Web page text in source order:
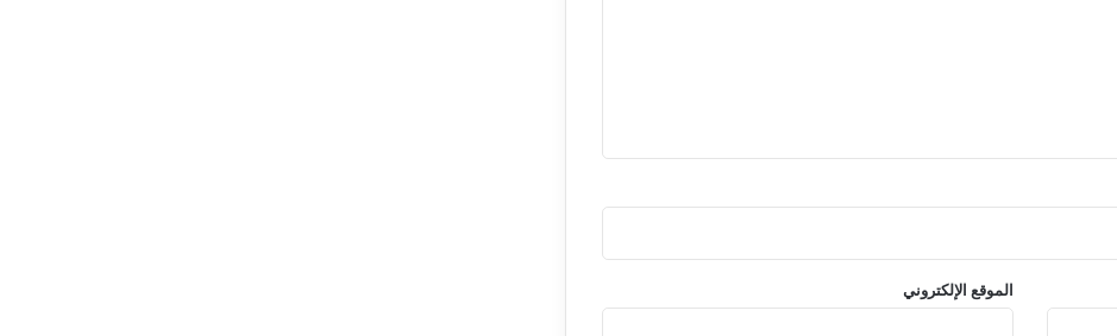
الموقع الإلكتروني